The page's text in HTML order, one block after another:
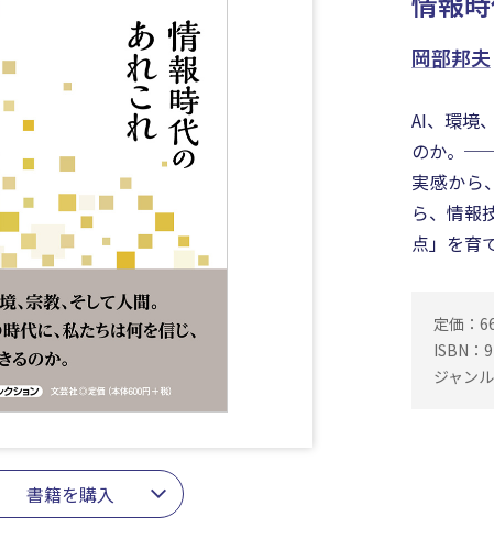
岡部邦夫
書籍を購入
AI、環境
のか。──
実感から
ら、情報
点」を育
定価：
ISBN：
ジャンル